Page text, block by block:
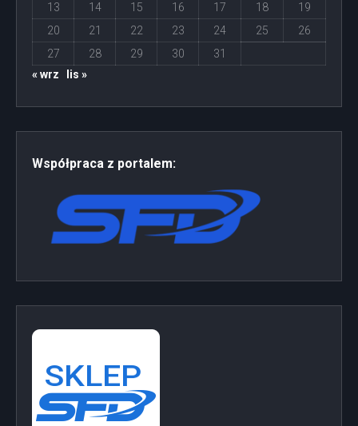
13
14 15 16 17 18
19
20
21 22 23 24 25
26
27
28 29 30
31
« wrz
lis »
Współpraca z portalem: